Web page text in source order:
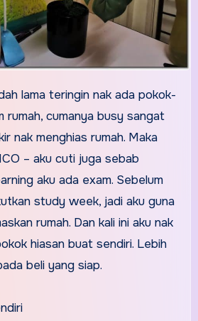
lama teringin nak ada pokok-
rumah, cumanya busy sangat
nak menghias rumah. Maka
– aku cuti juga sebab
aku ada exam. Sebelum
study week, jadi aku guna
rumah. Dan kali ini aku nak
hiasan buat sendiri. Lebih
beli yang siap.